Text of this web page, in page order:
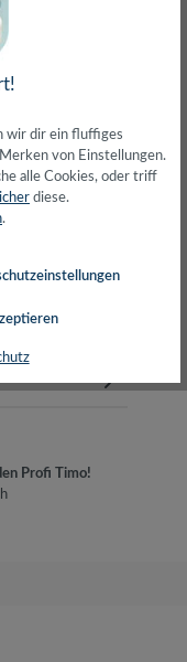
Profi Timo!
wir dir ein fluffiges
von Einstellungen.
alle Cookies, oder triff
diese.
.